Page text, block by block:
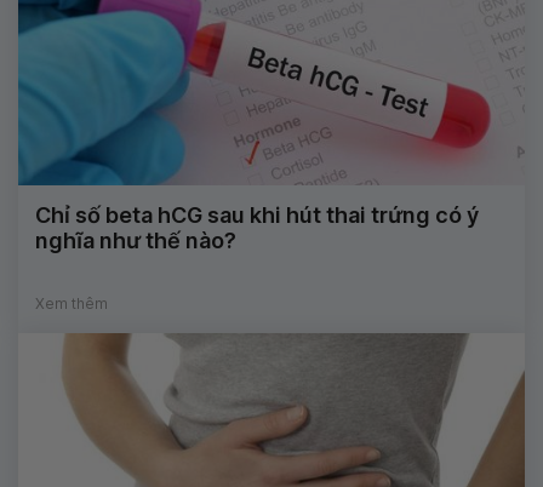
Chỉ số beta hCG sau khi hút thai trứng có ý
nghĩa như thế nào?
Xem thêm